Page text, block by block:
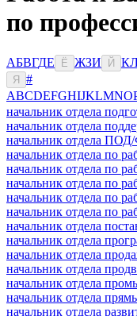
по
АБВГДЕ Ё ЖЗИ Й К
Я
#
ABCDEFGHIJKLMNO
начальник отдела
начальник отдела
начальник отдела
начальник отдела по
начальник отдела по
начальник отдела по
начальник отдела по
начальник отдела по
начальник отдела
начальник отдела
начальник отдела
начальник отдела
начальник отдела
начальник отдела
начальник отдела